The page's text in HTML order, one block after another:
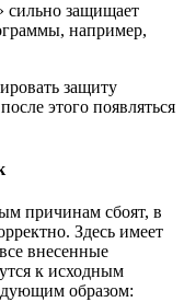
сильно защищает
например,
защиту
этого появляться
причинам сбоят, в
Здесь имеет
внесенные
к исходным
образом: